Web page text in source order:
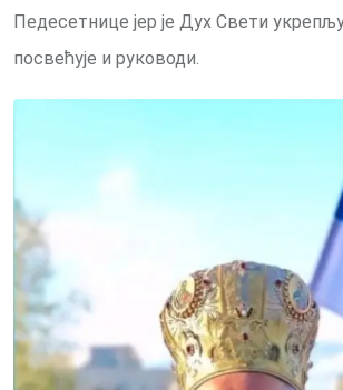
Педесетнице јер је Дух Свети
посвећује и руководи.